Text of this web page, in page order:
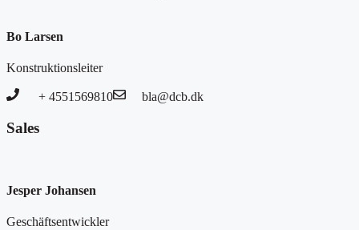
Bo Larsen
Konstruktionsleiter
+ 4551569810 bla@dcb.dk
Sales
Jesper Johansen
Geschäftsentwickler